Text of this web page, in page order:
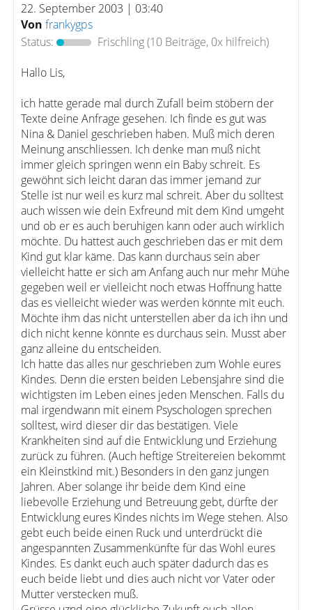
22. September 2003 | 03:40
Von frankygps
Status:
Frischling(10 Beiträge, 0x hilfreich)
Hallo Lis,
ich hatte gerade mal durch Zufall beim stöbern der
Texte deine Anfrage gesehen. Ich finde es gut was
Nina & Daniel geschrieben haben. Muß mich deren
Meinung anschliessen. Ich denke man muß nicht
immer gleich springen wenn ein Baby schreit. Es
gewöhnt sich leicht daran das immer jemand zur
Stelle ist nur weil es kurz mal schreit. Aber du solltest
auch wissen wie dein Exfreund mit dem Kind umgeht
und ob er es auch beruhigen kann oder auch wirklich
möchte. Du hattest auch geschrieben das er mit dem
Kind gut klar käme. Das kann durchaus sein aber
vielleicht hatte er sich am Anfang auch nur mehr Mühe
gegeben weil er vielleicht noch etwas Hoffnung hatte
das es vielleicht wieder was werden könnte mit euch.
Möchte ihm das nicht unterstellen aber da ich ihn und
dich nicht kenne könnte es durchaus sein. Musst aber
ganz alleine du entscheiden.
Ich hatte das alles nur geschrieben zum Wohle eures
Kindes. Denn die ersten beiden Lebensjahre sind die
wichtigsten im Leben eines jeden Menschen. Falls du
mal irgendwann mit einem Psyschologen sprechen
solltest, wird dieser dir das bestätigen. Viele
Krankheiten sind auf die Entwicklung und Erziehung
zurück zu führen. (Auch heftige Streitereien bekommt
ein Kleinstkind mit.) Besonders in den ganz jungen
Jahren. Aber solange ihr beide dem Kind eine
liebevolle Erziehung und Betreuung gebt, dürfte der
Entwicklung eures Kindes nichts im Wege stehen. Also
gebt euch beide einen Ruck und unterdrückt die
angespannten Zusammenkünfte für das Wohl eures
Kindes. Es dankt euch auch später dadurch das es
euch beide liebt und dies auch nicht vor Vater oder
Mutter verstecken muß.